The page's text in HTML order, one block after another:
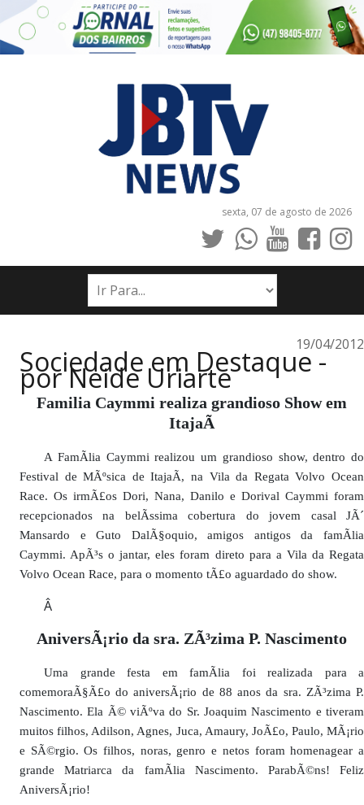
sexta, 07 de agosto de 2026
INÍCIO
NOTÍCIAS
PUBLICAÇÕES LEGAIS
CONTATO
19/04/2012
Sociedade em Destaque -
por Neide Uriarte
Familia Caymmi realiza grandioso Show em
ItajaÃ­
A FamÃ­lia Caymmi realizou um grandioso show, dentro do
Festival de MÃºsica de ItajaÃ­, na Vila da Regata Volvo Ocean
Race. Os irmÃ£os Dori, Nana, Danilo e Dorival Caymmi foram
recepcionados na belÃ­ssima cobertura do jovem casal JÃ´
Mansardo e Guto DalÃ§oquio, amigos antigos da famÃ­lia
Caymmi. ApÃ³s o jantar, eles foram direto para a Vila da Regata
Volvo Ocean Race, para o momento tÃ£o aguardado do show.
Â
AniversÃ¡rio da sra. ZÃ³zima P. Nascimento
Uma grande festa em famÃ­lia foi realizada para a
comemoraÃ§Ã£o do aniversÃ¡rio de 88 anos da sra. ZÃ³zima P.
Nascimento. Ela Ã© viÃºva do Sr. Joaquim Nascimento e tiveram
muitos filhos, Adilson, Agnes, Juca, Amaury, JoÃ£o, Paulo, MÃ¡rio
e SÃ©rgio. Os filhos, noras, genro e netos foram homenagear a
grande Matriarca da famÃ­lia Nascimento. ParabÃ©ns! Feliz
AniversÃ¡rio!